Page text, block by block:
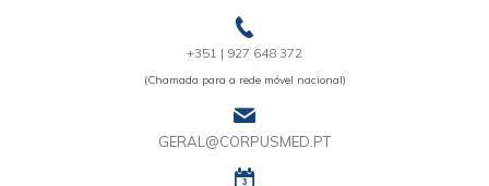
+351 | 927 648 372
(Chamada para a rede móvel nacional)
GERAL@CORPUSMED.PT